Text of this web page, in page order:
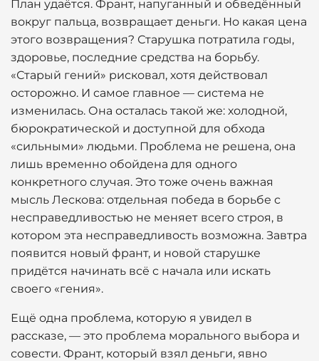
План удаётся. Франт, напуганный и обведённый
вокруг пальца, возвращает деньги. Но какая цена
этого возвращения? Старушка потратила годы,
здоровье, последние средства на борьбу.
«Старый гений» рисковал, хотя действовал
осторожно. И самое главное — система не
изменилась. Она осталась такой же: холодной,
бюрократической и доступной для обхода
«сильными» людьми. Проблема не решена, она
лишь временно обойдена для одного
конкретного случая. Это тоже очень важная
мысль Лескова: отдельная победа в борьбе с
несправедливостью не меняет всего строя, в
котором эта несправедливость возможна. Завтра
появится новый франт, и новой старушке
придётся начинать всё с начала или искать
своего «гения».
Ещё одна проблема, которую я увидел в
рассказе, — это проблема морального выбора и
совести. Франт, который взял деньги, явно